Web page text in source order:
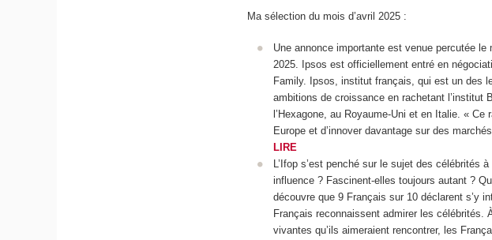
Ma sélection du mois d’avril 2025 :
Une annonce importante est venue percutée
2025. Ipsos est officiellement entré en
Family. Ipsos, institut français, qui est un des
ambitions de croissance en rachetant l’institut
l’Hexagone, au Royaume-Uni et en Italie. «
Europe et d’innover davantage sur des
LIRE
L’Ifop s’est penché sur le sujet des célébrités
influence ? Fascinent-elles toujours autant ?
découvre que 9 Français sur 10 déclarent s’y
Français reconnaissent admirer les
vivantes qu’ils aimeraient rencontrer, les